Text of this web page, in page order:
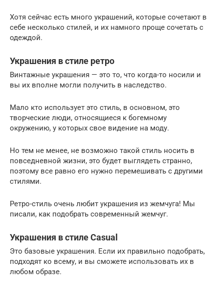
Хотя сейчас есть много украшений, которые сочетают в
себе несколько стилей, и их намного проще сочетать с
одеждой.
Украшения в стиле ретро
Винтажные украшения — это то, что когда-то носили и
вы их вполне могли получить в наследство.
Мало кто использует это стиль, в основном, это
творческие люди, относящиеся к богемному
окружению, у которых свое видение на моду.
Но тем не менее, не возможно такой стиль носить в
повседневной жизни, это будет выглядеть странно,
поэтому все равно его нужно перемешивать с другими
стилями.
Ретро-стиль очень любит украшения из жемчуга! Мы
писали, как подобрать современный жемчуг.
Украшения в стиле Casual
Это базовые украшения. Если их правильно подобрать,
подходят ко всему, и вы сможете использовать их в
любом образе.